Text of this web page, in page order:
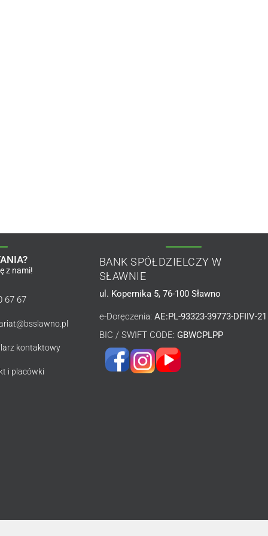
z nami!
67 67
kontaktowy
i placówki
BANK SPÓŁDZIELCZY W
SŁAWNIE
ul. Kopernika 5, 76-100 Sławno
e-Doręczenia: AE:PL-93323-39773-DFIIV-21
BIC / SWIFT CODE: GBWCPLPP